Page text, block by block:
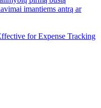
imantiems antrą ar
for Expense Tracking